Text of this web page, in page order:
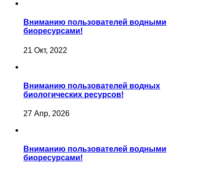
Вниманию пользователей водными
биоресурсами!
21 Окт, 2022
Вниманию пользователей водных
биологических ресурсов!
27 Апр, 2026
Вниманию пользователей водными
биоресурсами!